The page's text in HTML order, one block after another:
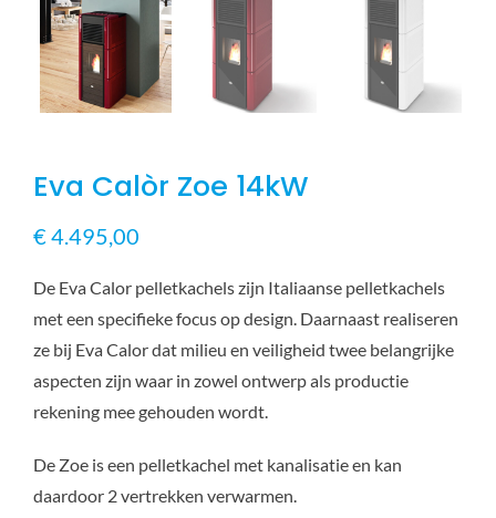
Eva Calòr Zoe 14kW
€ 4.495,00
De Eva Calor pelletkachels zijn Italiaanse pelletkachels
met een specifieke focus op design. Daarnaast realiseren
ze bij Eva Calor dat milieu en veiligheid twee belangrijke
aspecten zijn waar in zowel ontwerp als productie
rekening mee gehouden wordt.
De Zoe is een pelletkachel met kanalisatie en kan
daardoor 2 vertrekken verwarmen.